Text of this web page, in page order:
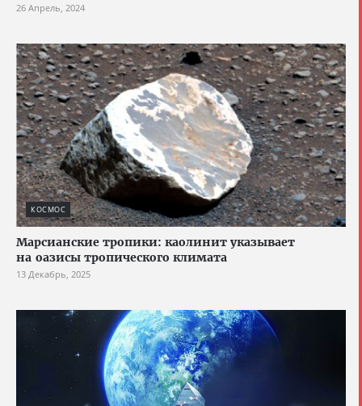
26 Апрель, 2024
КОСМОС
Марсианские тропики: каолинит указывает
на оазисы тропического климата
13 Декабрь, 2025